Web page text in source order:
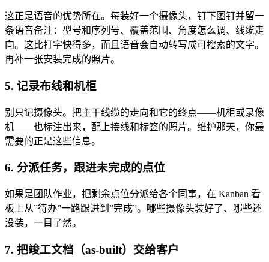
这正是语音的优势所在。每装好一个摄像头，钉下图钉并留一
条语音备注：型号和序列号、覆盖范围、角度怎么调、线缆走
向。这比打字快得多，而且语音会自动转写成可搜索的文字。
再补一张安装完成的照片。
5. 记录布线和机柜
别只记摄像头。把主干线缆的走向和它的终点——机柜或录像
机——也标注出来，配上接线和标签的照片。维护那天，你最
需要的正是这些信息。
6. 分派任务，跟进未完成的点位
如果是团队作业，把剩余点位分派给各个同事，在 Kanban 看
板上从”待办”一路跟进到”完成”。哪些摄像头装好了、哪些还
没装，一目了然。
7. 把竣工文档（as-built）交给客户